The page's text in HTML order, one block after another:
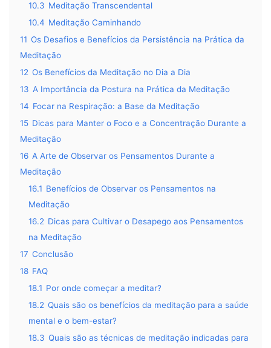
10.3 Meditação Transcendental
10.4 Meditação Caminhando
11 Os Desafios e Benefícios da Persistência na Prática da
Meditação
12 Os Benefícios da Meditação no Dia a Dia
13 A Importância da Postura na Prática da Meditação
14 Focar na Respiração: a Base da Meditação
15 Dicas para Manter o Foco e a Concentração Durante a
Meditação
16 A Arte de Observar os Pensamentos Durante a
Meditação
16.1 Benefícios de Observar os Pensamentos na
Meditação
16.2 Dicas para Cultivar o Desapego aos Pensamentos
na Meditação
17 Conclusão
18 FAQ
18.1 Por onde começar a meditar?
18.2 Quais são os benefícios da meditação para a saúde
mental e o bem-estar?
18.3 Quais são as técnicas de meditação indicadas para